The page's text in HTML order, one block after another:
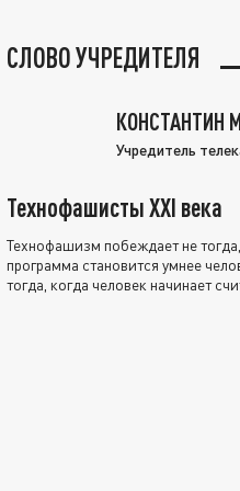
СЛОВО УЧРЕДИТЕЛЯ
КОНСТАНТИН
Учредитель
Технофашисты XXI века
Технофашизм побеждает не
программа становится умнее
тогда, когда человек начинает